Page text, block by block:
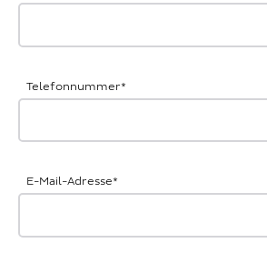
Telefonnummer*
E-Mail-Adresse*